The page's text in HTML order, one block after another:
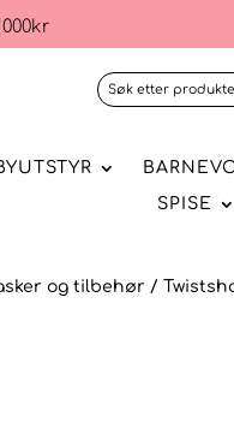
SPISE
og tilbehør /